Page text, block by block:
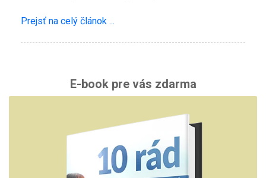
Prejsť na celý článok ...
E-book pre vás zdarma